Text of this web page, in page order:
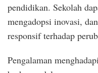
pendidikan. Sekolah
mengadopsi inovasi,
responsif terhadap
Pengalaman